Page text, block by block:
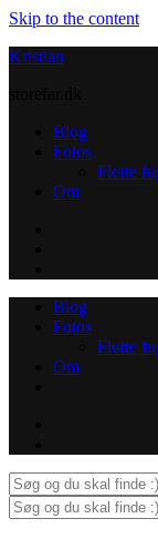
Skip to the content
Kristian
Blog
Fotos
Flotte
Om
Blog
Fotos
Flotte
Om
Search
for:
Search
for: